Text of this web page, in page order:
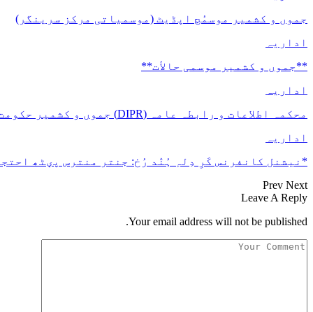
جموں و کشمیر موسمُچ اپڈیٹ (موسمیاتی مرکز سرینگر)
اداریہ
**جموں و كشمیر موسمی حالأت**
اداریہ
محکمہ اطلاعات و رابطہ عامہ (DIPR) جموں و کشمیر حکومت طرفہ بڑس پیمانس پیٹھ 17(سدہن)…
اداریہ
*نیشنل کانفرنس کَرِ دِلہِ ہُنٛد رُخ: جنتر منترس پؠٹھ
Prev Next
Leave A Reply
Your email address will not be published.